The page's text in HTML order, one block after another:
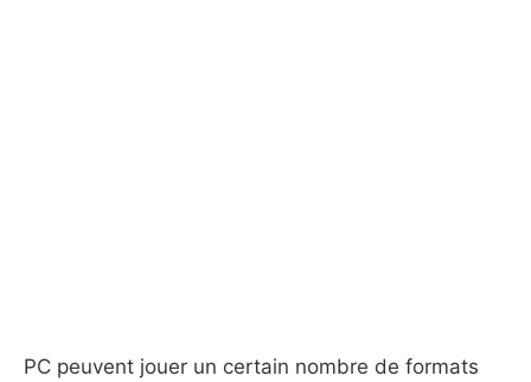
PC peuvent jouer un certain nombre de formats